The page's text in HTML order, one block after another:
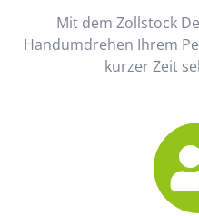
Mit dem Zollstock
Handumdrehen Ihrem
kurzer Zeit